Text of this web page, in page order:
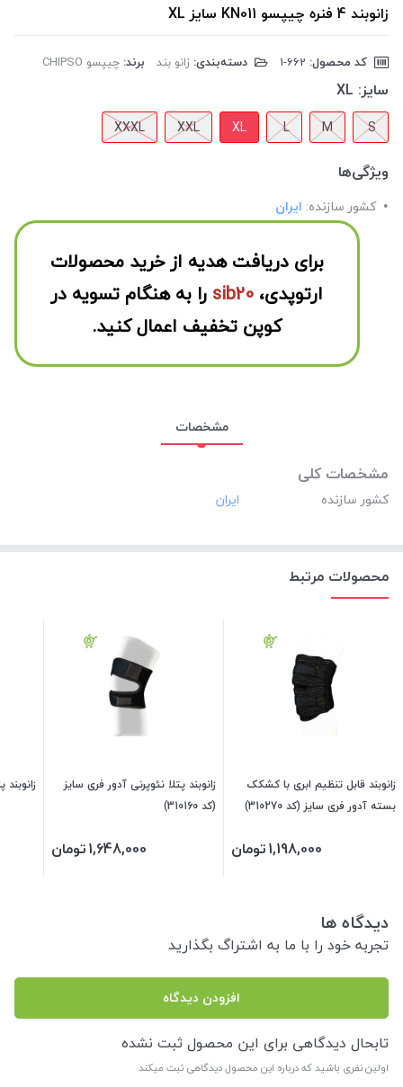
زانوبند 4 فنره چیپسو KN011 سایز XL
کد محصول: دسته‌بندی: زانو بند برند: چیپسو CHIPSO
سایز: XL
S
M
L
XL
XXL
XXXL
ویژگی‌ها
کشور سازنده: ایران
برای دریافت هدیه از خرید محصولات
ارتوپدی، sib20 را به هنگام تسویه در
کوپن تخفیف اعمال کنید.
مشخصات
مشخصات کلی
کشور سازنده
محصولات مرتبط
زانوبند قابل تنظیم ابری با کشکک
بسته آدور فری سایز (کد 310270)
1,198,000تومان
زانوبند پتلا نئوپرنی آدور فری سایز
(کد 310160)
1,648,000تومان
دیدگاه ها
تجربه خود را با ما به اشتراگ بگذارید
افزودن دیدگاه
تابحال دیدگاهی برای این محصول ثبت نشده
اولین نفری باشید که درباره این محصول دیدگاهی ثبت میکند